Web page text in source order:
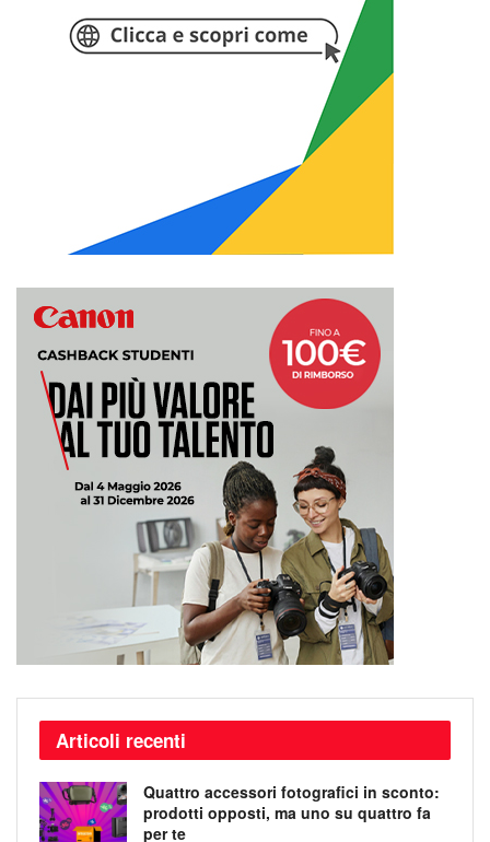
Articoli recenti
Quattro accessori fotografici in sconto:
prodotti opposti, ma uno su quattro fa
per te